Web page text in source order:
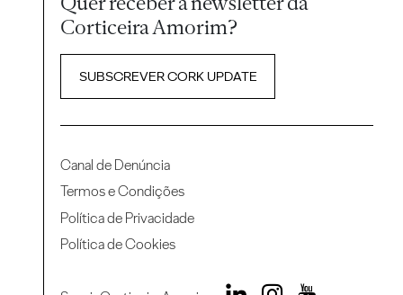
Corticeira Amorim?
SUBSCREVER CORK UPDATE
Canal de Denúncia
Termos e Condições
Política de Privacidade
Política de Cookies